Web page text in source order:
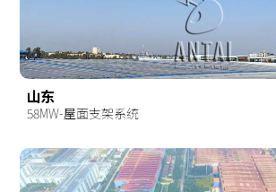
山东
58MW-屋面支架系统